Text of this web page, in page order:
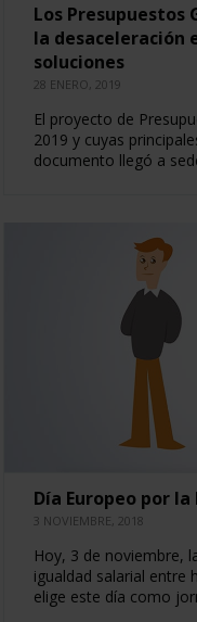
Los Presupuestos
la desaceleración
soluciones
28 ENERO, 2019
El proyecto de
2019 y cuyas
documento llegó a
Día Europeo por
3 NOVIEMBRE, 2018
Hoy, 3 de noviembre,
igualdad salarial entre
elige este día como